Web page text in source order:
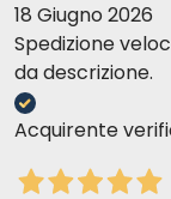
18 Giugno 2026
Spedizione
da descrizione.
Acquirente